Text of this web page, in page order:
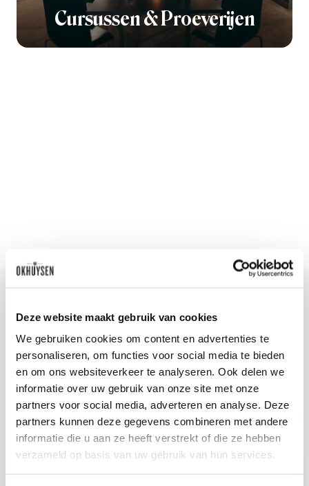
Deze website maakt gebruik van cookies
We gebruiken cookies om content en advertenties te
personaliseren, om functies voor social media te bieden
en om ons websiteverkeer te analyseren. Ook delen we
informatie over uw gebruik van onze site met onze
partners voor social media, adverteren en analyse. Deze
partners kunnen deze gegevens combineren met andere
informatie die u aan ze heeft verstrekt of die ze hebben
verzameld op basis van uw gebruik van hun services.
Cursussen & Proeverijen
Blijf op de hoogte
Ontvang het laatste wijnnieuws, proeverijen en
evenementen
E-mailadres
Aanmelden